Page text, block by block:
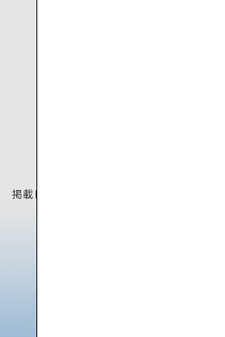
掲載している情報は2019年9月時点の情報です